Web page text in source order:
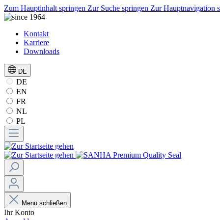
Zum Hauptinhalt springen Zur Suche springen Zur Hauptnavigation
Kontakt
Karriere
Downloads
DE
DE
EN
FR
NL
PL
Menü schließen
Ihr Konto